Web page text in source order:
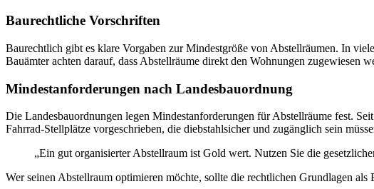
Baurechtliche Vorschriften
Baurechtlich gibt es klare Vorgaben zur Mindestgröße von Abstellräumen. In
Bauämter achten darauf, dass Abstellräume direkt den Wohnungen zugewiesen
Mindestanforderungen nach Landesbauordnung
Die Landesbauordnungen legen Mindestanforderungen für Abstellräume fest.
Fahrrad-Stellplätze vorgeschrieben, die diebstahlsicher und zugänglich sein
„Ein gut organisierter Abstellraum ist Gold wert. Nutzen Sie die
Wer seinen Abstellraum optimieren möchte, sollte die rechtlichen Grundlagen